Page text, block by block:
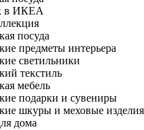
в ИКЕА
посуда
предметы интерьера
светильники
текстиль
мебель
подарки и сувениры
шкуры и меховые изделия
дома